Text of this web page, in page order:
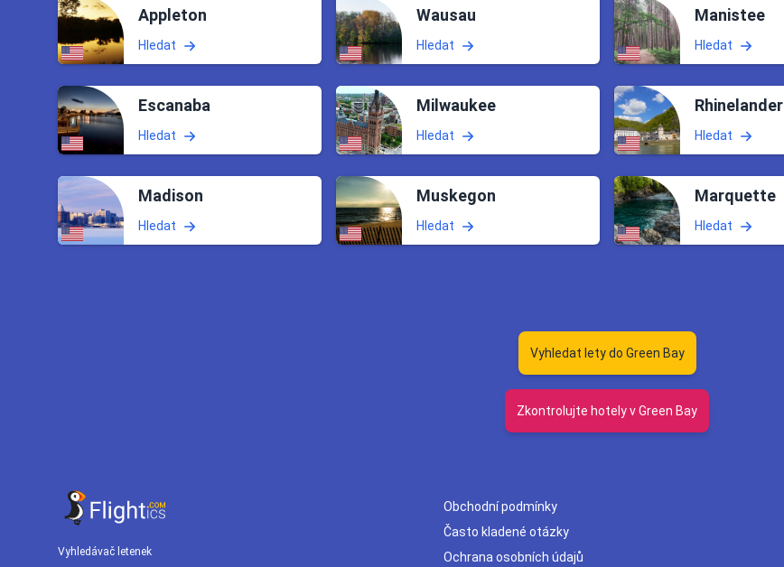
Appleton
Hledat
Wausau
Hledat
Manistee
Hledat
Escanaba
Hledat
Milwaukee
Hledat
Rhinelander
Hledat
Madison
Hledat
Muskegon
Hledat
Marquette
Hledat
Vyhledat lety do Green Bay
Zkontrolujte hotely v Green Bay
Vyhledávač letenek
Obchodní podmínky
Často kladené otázky
Ochrana osobních údajů